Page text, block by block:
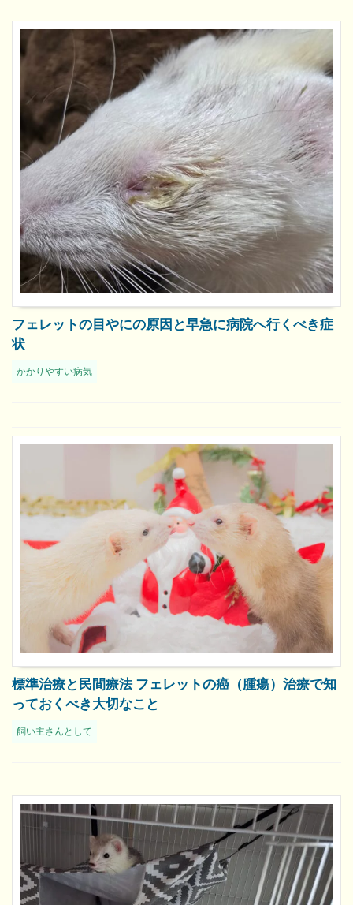
フェレットの目やにの原因と早急に病院へ行くべき症
状
かかりやすい病気
標準治療と民間療法 フェレットの癌（腫瘍）治療で知
っておくべき大切なこと
飼い主さんとして